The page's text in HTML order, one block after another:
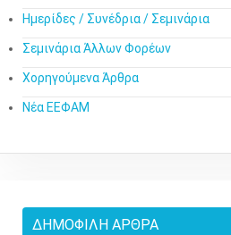
Ημερίδες / Συνέδρια / Σεμινάρια
Σεμινάρια Άλλων Φορέων
Χορηγούμενα Άρθρα
Νέα ΕΕΦΑΜ
ΔΗΜΟΦΙΛΉ ΆΡΘΡΑ